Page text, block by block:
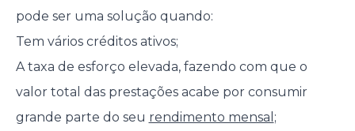
pode ser uma solução quando:
Tem vários créditos ativos;
A taxa de esforço elevada, fazendo com que o
valor total das prestações acabe por consumir
grande parte do seu rendimento mensal ;